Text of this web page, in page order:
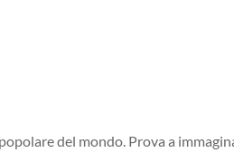
del mondo. Prova a